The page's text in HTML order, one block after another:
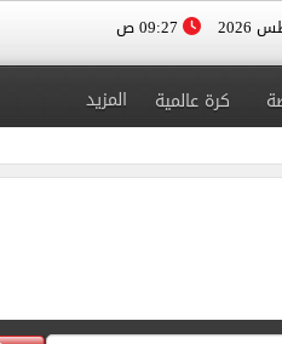
كرة عالمية المزيد